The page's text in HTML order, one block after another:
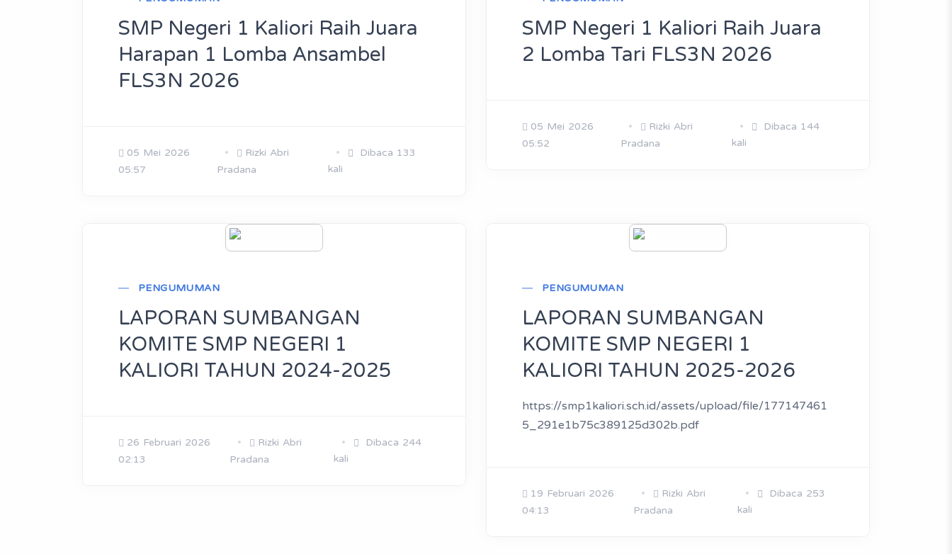
SMP Negeri 1 Kaliori Raih Juara
Harapan 1 Lomba Ansambel
FLS3N 2026
05 Mei 2026
05:57
Rizki Abri
Pradana
Dibaca 133
kali
SMP Negeri 1 Kaliori Raih Juara
2 Lomba Tari FLS3N 2026
05 Mei 2026
05:52
Rizki Abri
Pradana
Dibaca 144
kali
PENGUMUMAN
LAPORAN SUMBANGAN
KOMITE SMP NEGERI 1
KALIORI TAHUN 2024-2025
26 Februari 2026
02:13
Rizki Abri
Pradana
Dibaca 244
kali
PENGUMUMAN
LAPORAN SUMBANGAN
KOMITE SMP NEGERI 1
KALIORI TAHUN 2025-2026
https://smp1kaliori.sch.id/assets/upload/file/177147461
5_291e1b75c389125d302b.pdf
19 Februari 2026
04:13
Rizki Abri
Pradana
Dibaca 253
kali